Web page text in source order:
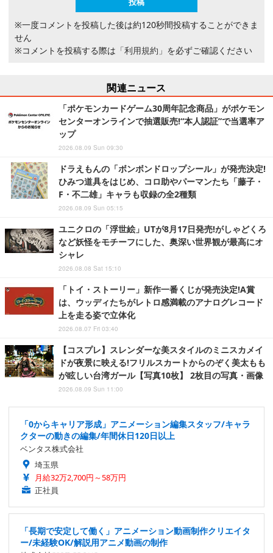
※一度コメントを投稿した後は約120秒間投稿することができま
せん
※コメントを投稿する際は 「利用規約」 を必ずご確認ください
関連ニュース
「ポケモンカードゲーム30周年記念商品」がポケモン
センターオンラインで抽選販売!“本人認証”で当選率ア
ップ
2026.08.09 Sun 09:30
ドラえもんの「ボンボンドロップシール」が発売決定!
ひみつ道具をはじめ、コロ助やパーマンたち「藤子・
F・不二雄」キャラも収録の全2種類
2026.08.09 Sun 05:15
ユニクロの「浮世絵」UTが8月17日発売!がしゃどくろ
など妖怪をモチーフにした、奥深い世界観が最高にオ
シャレ
2026.08.08 Sat 15:10
「トイ・ストーリー」新作一番くじが発売決定!A賞
は、ウッディたちがレトロ感満載のアナログレコード
上を走る姿で立体化
2026.08.07 Fri 03:40
【コスプレ】スレンダーな美スタイルのミニスカメイ
ドが夜景に映える!フリルスカートからのぞく美太もも
が眩しい台湾ガール【写真10枚】 2枚目の写真・画像
2026.08.09 Sun 11:00
「0からキャリア形成」アニメーション編集スタッフ/キャラ
クターの動きの編集/年間休日120日以上
ベンタス株式会社
埼玉県
月給32万2,700円～58万円
正社員
「長期で安定して働く」アニメーション動画制作クリエイタ
ー/未経験OK/解説用アニメ動画の制作